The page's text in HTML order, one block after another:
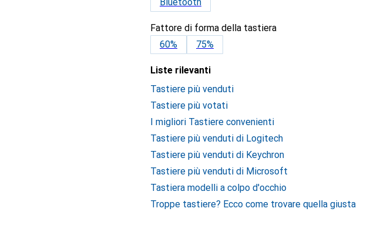
Fattore di forma della tastiera
60%
75%
Liste rilevanti
Tastiere più venduti
Tastiere più votati
I migliori Tastiere convenienti
Tastiere più venduti di Logitech
Tastiere più venduti di Keychron
Tastiere più venduti di Microsoft
Tastiera modelli a colpo d'occhio
Troppe tastiere? Ecco come trovare quella giusta